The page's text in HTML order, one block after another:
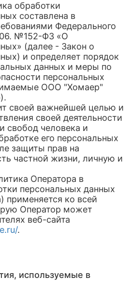
обработки
составлена в
Федерального
№152-ФЗ «О
(далее - Закон о
и определяет порядок
данных и меры по
персональных
ООО "Хомаер"
своей важнейшей целью и
своей деятельности
свобод человека и
его персональных
защиты прав на
частной жизни, личную и
Оператора в
персональных данных
применяется ко всей
Оператор может
веб-сайта
.
используемые в